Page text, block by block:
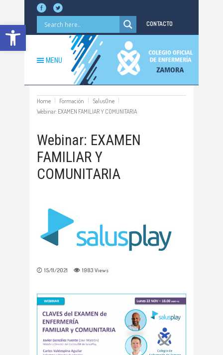
Abrir barra de herramientas CONTACTO
MENU
Home Formación
SalusOne
Webinar: EXAMEN FAMILIAR Y COMUNITARIA
Webinar: EXAMEN
FAMILIAR Y
COMUNITARIA
15/11/2021 1983 Views